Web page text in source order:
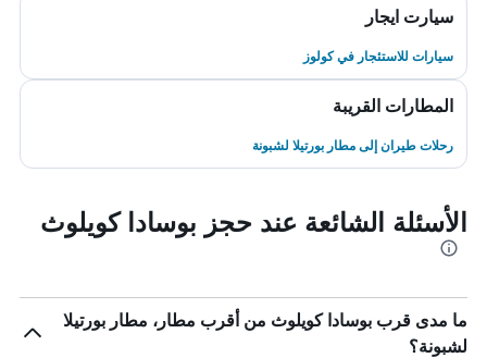
سيارت ايجار
سيارات للاستئجار في كولوز
المطارات القريبة
رحلات طيران إلى مطار بورتيلا لشبونة
الأسئلة الشائعة عند حجز بوسادا كويلوث
ما مدى قرب بوسادا كويلوث من أقرب مطار، مطار بورتيلا
لشبونة؟